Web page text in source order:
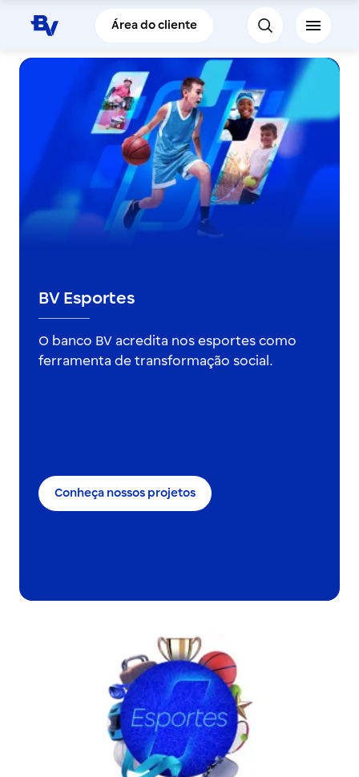
Pular para o Conteúdo principal
Área do cliente
BV Esportes
O banco BV acredita nos esportes como
ferramenta de transformação social.
Conheça nossos projetos